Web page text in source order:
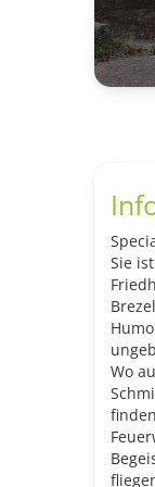
Sie
Wo